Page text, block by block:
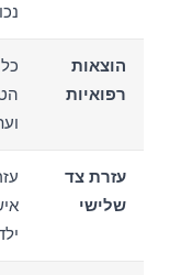
הוצאות
רפואיות
עזרת צד
שלישי